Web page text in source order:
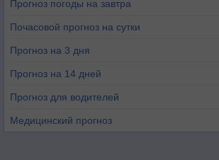
Прогноз погоды на завтра
Почасовой прогноз на сутки
Прогноз на 3 дня
Прогноз на 14 дней
Прогноз для водителей
Медицинский прогноз